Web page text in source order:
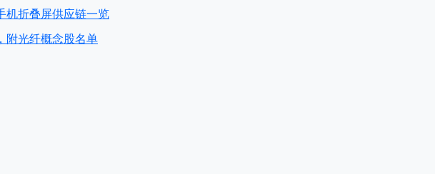
机折叠屏供应链一览
附光纤概念股名单